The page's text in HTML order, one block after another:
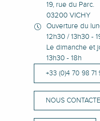
19, rue du Parc.
03200 VICHY
Ouverture du
12h30 / 13h30 -
Le dimanche et
13h30 - 18h
+33 (0)4 70 98 71
NOUS